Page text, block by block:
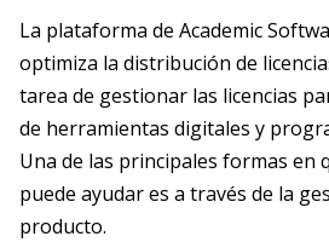
La plataforma de Academic
optimiza la distribución de
tarea de gestionar las licencias
de herramientas digitales y
Una de las principales formas en
puede ayudar es a través de la
producto.